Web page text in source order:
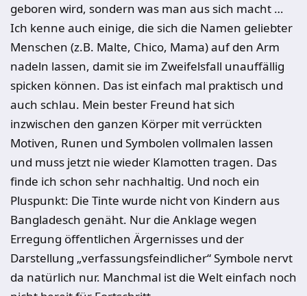
geboren wird, sondern was man aus sich macht …
Ich kenne auch einige, die sich die Namen geliebter
Menschen (z.B. Malte, Chico, Mama) auf den Arm
nadeln lassen, damit sie im Zweifelsfall unauffällig
spicken können. Das ist einfach mal praktisch und
auch schlau. Mein bester Freund hat sich
inzwischen den ganzen Körper mit verrückten
Motiven, Runen und Symbolen vollmalen lassen
und muss jetzt nie wieder Klamotten tragen. Das
finde ich schon sehr nachhaltig. Und noch ein
Pluspunkt: Die Tinte wurde nicht von Kindern aus
Bangladesch genäht. Nur die Anklage wegen
Erregung öffentlichen Ärgernisses und der
Darstellung „verfassungsfeindlicher“ Symbole nervt
da natürlich nur. Manchmal ist die Welt einfach noch